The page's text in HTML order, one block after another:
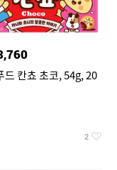
드 칸쵸 초코, 54g, 20
2